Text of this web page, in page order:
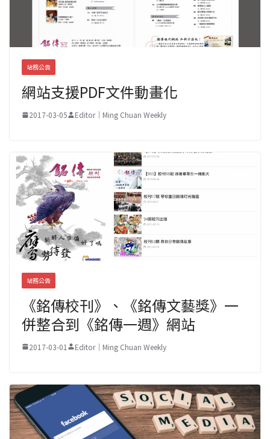
站務公告
網站支援PDF文件動畫化
2017-03-05 Editor｜Ming Chuan Weekly
站務公告
《銘傳校刊》、《銘傳文藝獎》一
併整合到《銘傳一週》網站
2017-03-01 Editor｜Ming Chuan Weekly